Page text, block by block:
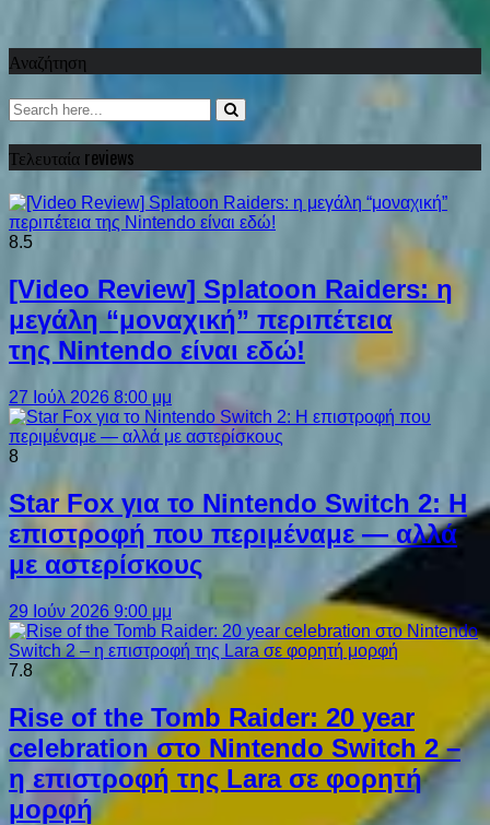
Αναζήτηση
Τελευταία reviews
8.5
[Video Review] Splatoon Raiders: η
μεγάλη “μοναχική” περιπέτεια
της Nintendo είναι εδώ!
27 Ιούλ 2026 8:00 μμ
8
Star Fox για το Nintendo Switch 2: Η
επιστροφή που περιμέναμε — αλλά
με αστερίσκους
29 Ιούν 2026 9:00 μμ
7.8
Rise of the Tomb Raider: 20 year
celebration στο Nintendo Switch 2 –
η επιστροφή της Lara σε φορητή
μορφή